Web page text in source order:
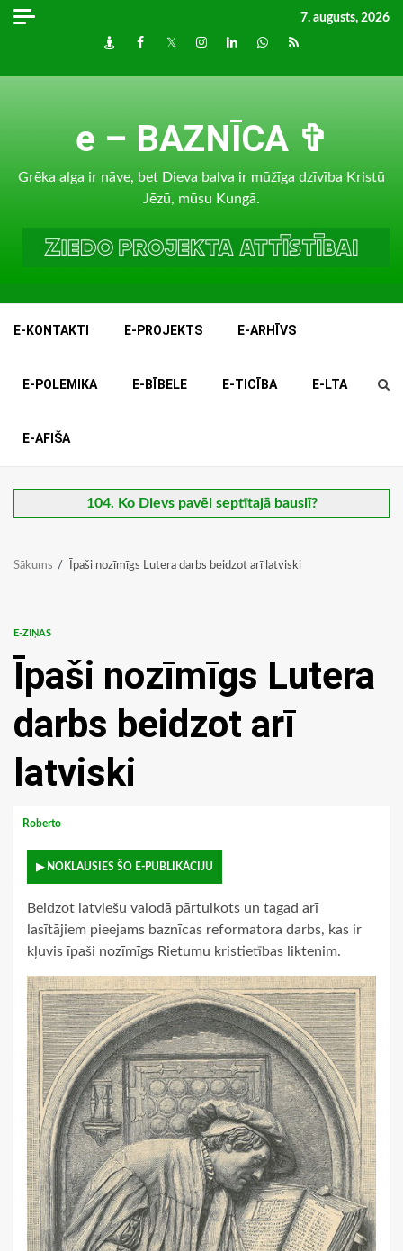
Skip
7. augusts, 2026
DraugiemFacebook
TwitterInstagram
LinkedInwhatsapp
RSS
e – BAZNĪCA ✞
Grēka alga ir nāve, bet Dieva balva ir mūžīga dzīvība Kristū
Jēzū, mūsu Kungā.
E-KONTAKTI E-PROJEKTS E-ARHĪVS
E-POLEMIKA E-BĪBELE E-TICĪBA E-LTA
E-AFIŠA
104. Ko Dievs pavēl septītajā bauslī?
Sākums Īpaši nozīmīgs Lutera darbs beidzot arī latviski
E-ZIŅAS
Īpaši nozīmīgs Lutera
darbs beidzot arī
latviski
Roberto
▶ NOKLAUSIES ŠO E-PUBLIKĀCIJU
Beidzot latviešu valodā pārtulkots un tagad arī
lasītājiem pieejams baznīcas reformatora darbs, kas ir
kļuvis īpaši nozīmīgs Rietumu kristietības liktenim.